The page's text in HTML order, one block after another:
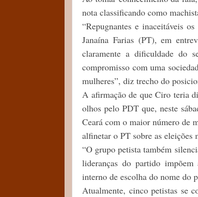
nota classificando como
“Repugnantes e inaceitáveis
Janaína Farias (PT), em
claramente a dificuldade do
compromisso com uma
mulheres”, diz trecho do
A afirmação de que Ciro teria
olhos pelo PDT que, neste
Ceará com o maior número de
alfinetar o PT sobre as eleições
“O grupo petista também
lideranças do partido
interno de escolha do nome do
Atualmente, cinco petistas se